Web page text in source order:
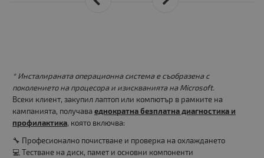
* Инсталираната операционна система е съобразена с
поколението на процесора и изискванията на Microsoft.
Всеки клиент, закупил лаптоп или компютър в рамките на
кампанията, получава еднократна безплатна диагностика и
профилактика, която включва:
🔧 Професионално почистване и проверка на охлаждането
💻 Тестване на диск, памет и основни компоненти